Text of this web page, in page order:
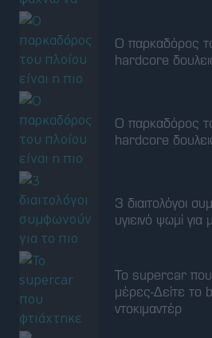
Ο παρκαδόρος
hardcore
Ο παρκαδόρος
hardcore
3 διαιτολόγοι
υγιεινό ψωμί
To supercar
μέρες-Δείτε το
ντοκιμαντέρ